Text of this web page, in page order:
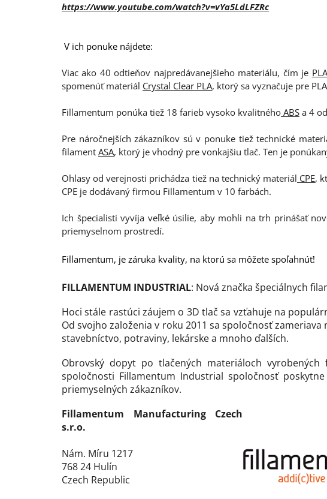
https://www.youtube.com/watch?v=vYa5LdLFZRc
V ich ponuke nájdete:
Viac ako 40 odtieňov najpredávanejšieho materiálu, čím je PLA
spomenúť materiál Crystal Clear PLA, ktorý sa vyznačuje pre
Fillamentum ponúka tiež 18 farieb vysoko kvalitného ABS a 4
Pre náročnejších zákazníkov sú v ponuke tiež technické
filament ASA, ktorý je vhodný pre vonkajšiu tlač. Ten je
Ohlasy od verejnosti prichádza tiež na technický materiál CPE,
CPE je dodávaný firmou Fillamentum v 10 farbách.
Ich špecialisti vyvíja veľké úsilie, aby mohli na trh prinášať
priemyselnom prostredí.
Fillamentum, je záruka kvality, na ktorú sa môžete spoľahnúť!
FILLAMENTUM INDUSTRIAL: Nová značka špeciálnych
Hoci stále rastúci záujem o 3D tlač sa vzťahuje na
Od svojho založenia v roku 2011 sa spoločnosť
stavebníctvo, potraviny, lekárske a mnoho ďalších.
Obrovský dopyt po tlačených materiáloch
spoločnosti Fillamentum Industrial spoločnosť
priemyselných zákazníkov.
Fillamentum Manufacturing Czech
s.r.o.
Nám. Míru 1217
768 24 Hulín
Czech Republic